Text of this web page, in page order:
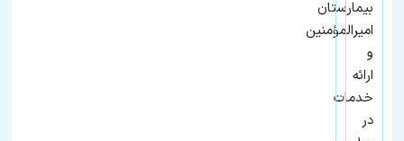
بیمارستان
امیرالمؤمنین
و
ارائه
خدمات
در